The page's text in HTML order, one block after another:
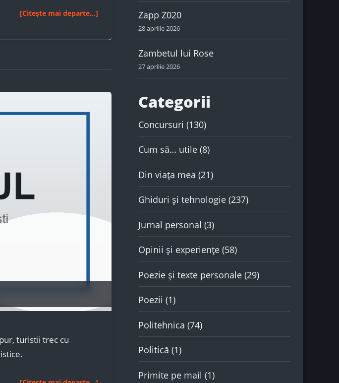
Să
[Citește mai departe...]
turistii trec cu
Zapp Z020
28 aprilie 2026
Zambetul lui Rose
27 aprilie 2026
Categorii
Concursuri (130)
Cum să… utile (8)
Din viața mea (21)
Ghiduri și tehnologie (237)
Jurnal personal (3)
Opinii și experiențe (58)
Poezie și texte personale (29)
Poezii (1)
Politehnica (74)
Politică (1)
Primite pe mail (1)